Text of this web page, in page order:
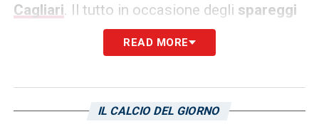
Cagliari. Il tutto in occasione degli spareggi
della scorsa stagione, con la
maglia dei Ducali.Le sue parole:
«Voglia di tornare in campo? Mai. Davvero.
Quando mi sono fatto male a Cagliari nei
READ MORE
IL CALCIO DEL GIORNO